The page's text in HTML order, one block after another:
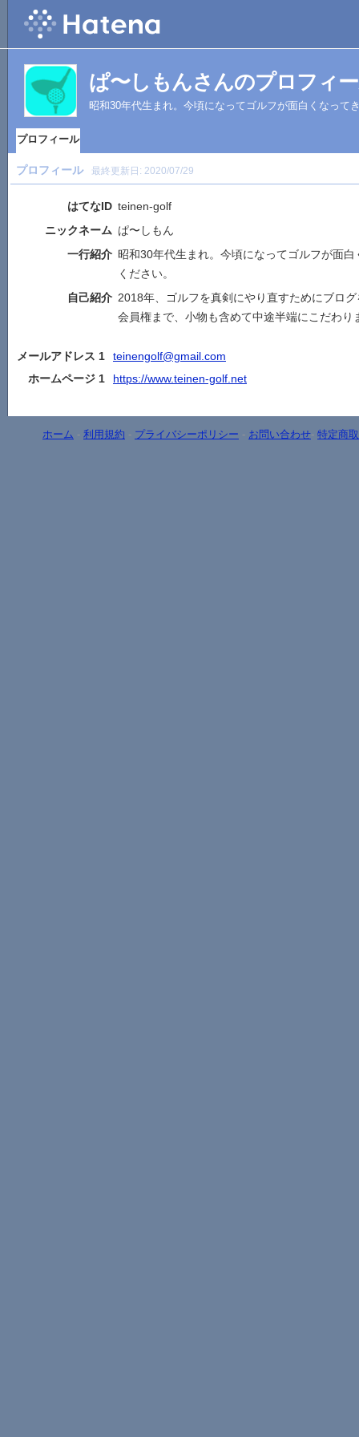
ぱ〜しもんさんのプロフィ
昭和30年代生まれ。今頃になってゴルフが面白くなって
プロフィール
プロフィール 最終更新日: 2020/07/29
はてなID teinen-golf
ニックネーム ぱ〜しもん
一行紹介 昭和30年代生まれ。今頃になってゴルフが面
ください。
自己紹介 2018年、ゴルフを真剣にやり直すためにブロ
会員権まで、小物も含めて中途半端にこだわり
メールアドレス 1
teinengolf@gmail.com
ホームページ 1
https://www.teinen-golf.net
ホーム - 利用規約 - プライバシーポリシー - お問い合わせ- 特定商